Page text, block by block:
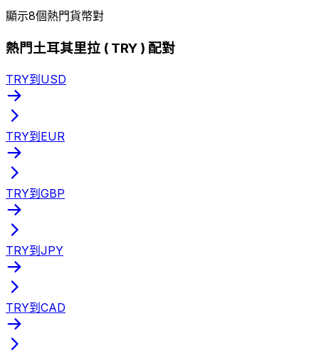
顯示8個熱門貨幣對
熱門土耳其里拉 ( TRY ) 配對
TRY到USD
TRY到EUR
TRY到GBP
TRY到JPY
TRY到CAD